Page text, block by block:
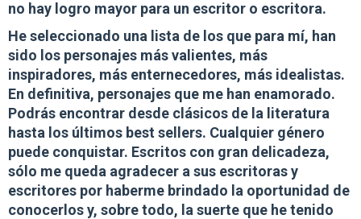
no hay logro mayor para un escritor o escritora.
He seleccionado una lista de los que para mí, han
sido los personajes más valientes, más
inspiradores, más enternecedores, más idealistas.
En definitiva, personajes que me han enamorado.
Podrás encontrar desde clásicos de la literatura
hasta los últimos best sellers. Cualquier género
puede conquistar. Escritos con gran delicadeza,
sólo me queda agradecer a sus escritoras y
escritores por haberme brindado la oportunidad de
conocerlos y, sobre todo, la suerte que he tenido